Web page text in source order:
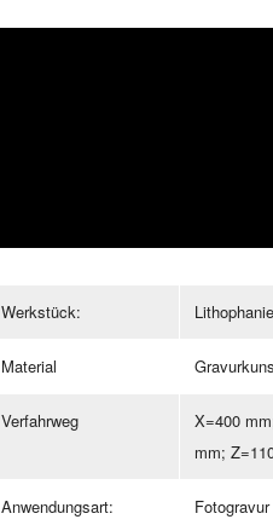
Werkstück: Lithophanie
Material
Verfahrweg
X=400
mm;
Anwendungsart: Fotogravur